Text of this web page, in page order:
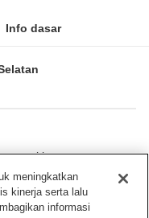
Info dasar
parkir
benar bebas rokok
Kota Jeonju
meningkatkan
kinerja serta lalu
informasi